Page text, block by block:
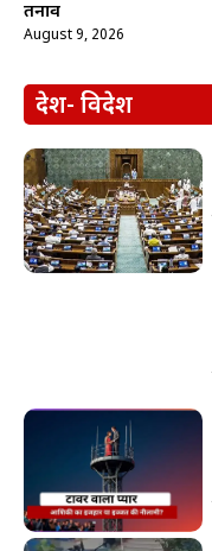
तनाव
August 9, 2026
देश- विदेश